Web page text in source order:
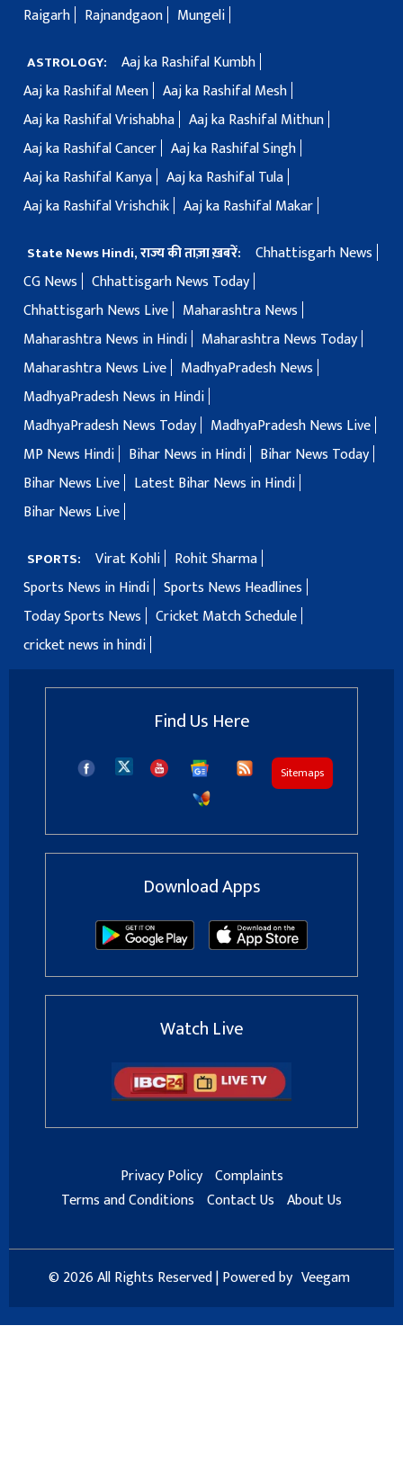
Raigarh
Rajnandgaon Mungeli
ASTROLOGY:
Aaj ka Rashifal Kumbh
Aaj ka Rashifal Meen Aaj ka Rashifal Mesh
Aaj ka Rashifal Vrishabha Aaj ka Rashifal Mithun
Aaj ka Rashifal Cancer Aaj ka Rashifal Singh
Aaj ka Rashifal Kanya Aaj ka Rashifal Tula
Aaj ka Rashifal Vrishchik Aaj ka Rashifal Makar
State News Hindi, राज्य की ताज़ा ख़बरें:
Chhattisgarh News
CG News
Chhattisgarh News Today
Chhattisgarh News Live
Maharashtra News
Maharashtra News in Hindi
Maharashtra News Today
Maharashtra News Live
MadhyaPradesh News
MadhyaPradesh News in Hindi
MadhyaPradesh News Today
MadhyaPradesh News Live
MP News Hindi
Bihar News in Hindi
Bihar News Today
Bihar News Live
Latest Bihar News in Hindi
Bihar News Live
SPORTS: Virat Kohli
Rohit Sharma
Sports News in Hindi Sports News Headlines
Today Sports News
Cricket Match Schedule
cricket news in hindi
Find Us Here
Sitemaps
Download Apps
Watch Live
Privacy Policy Complaints
Terms and Conditions Contact Us About Us
© 2026 All Rights Reserved | Powered by Veegam